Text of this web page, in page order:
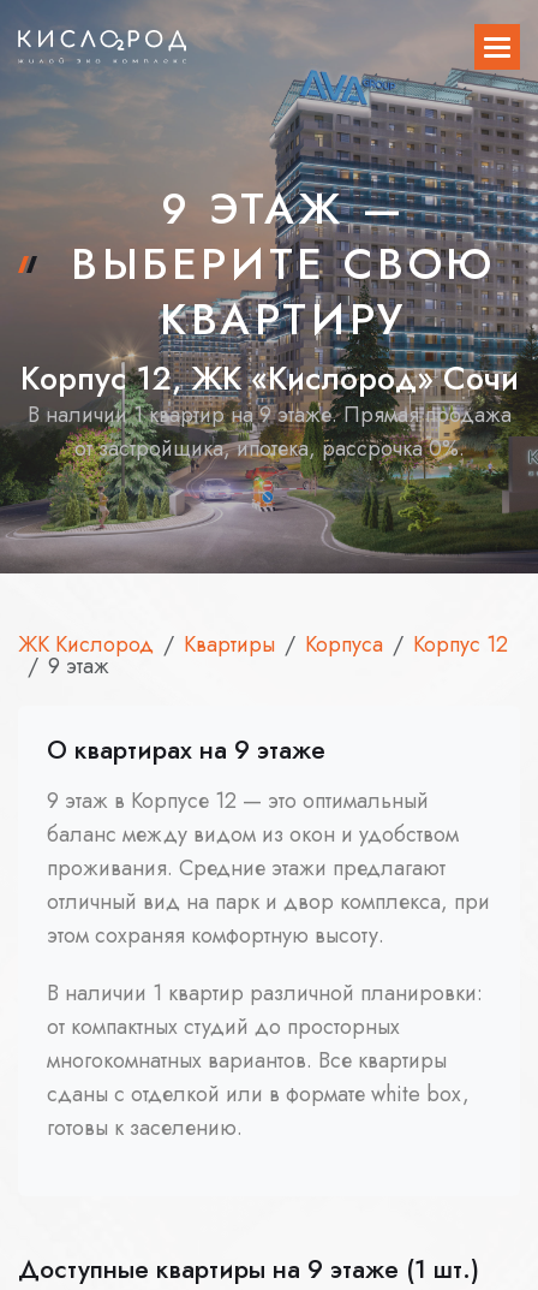
9 ЭТАЖ —
ВЫБЕРИТЕ СВОЮ
КВАРТИРУ
Корпус 12, ЖК «Кислород» Сочи
В наличии 1 квартир на 9 этаже. Прямая продажа
от застройщика, ипотека, рассрочка 0%.
ЖК Кислород Квартиры Корпуса Корпус 12
9 этаж
О квартирах на 9 этаже
9 этаж в Корпусе 12 — это оптимальный
баланс между видом из окон и удобством
проживания. Средние этажи предлагают
отличный вид на парк и двор комплекса, при
этом сохраняя комфортную высоту.
В наличии 1 квартир различной планировки:
от компактных студий до просторных
многокомнатных вариантов. Все квартиры
сданы с отделкой или в формате white box,
готовы к заселению.
Доступные квартиры на 9 этаже (1 шт.)